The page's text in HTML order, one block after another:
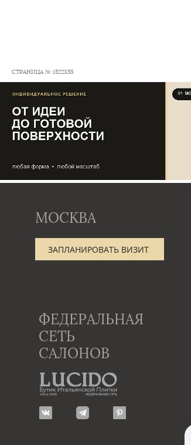
СТРАНИЦА № 1522355
МОСКВА
ЗАПЛАНИРОВАТЬ ВИЗИТ
ФЕДЕРАЛЬНАЯ
СЕТЬ
САЛОНОВ